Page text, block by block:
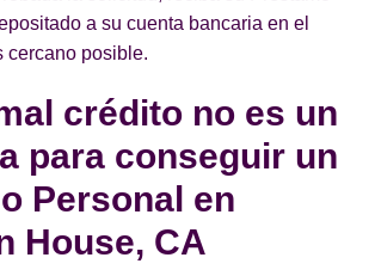
a su cuenta bancaria en el
cercano posible.
crédito no es un
para conseguir un
Personal en
House, CA